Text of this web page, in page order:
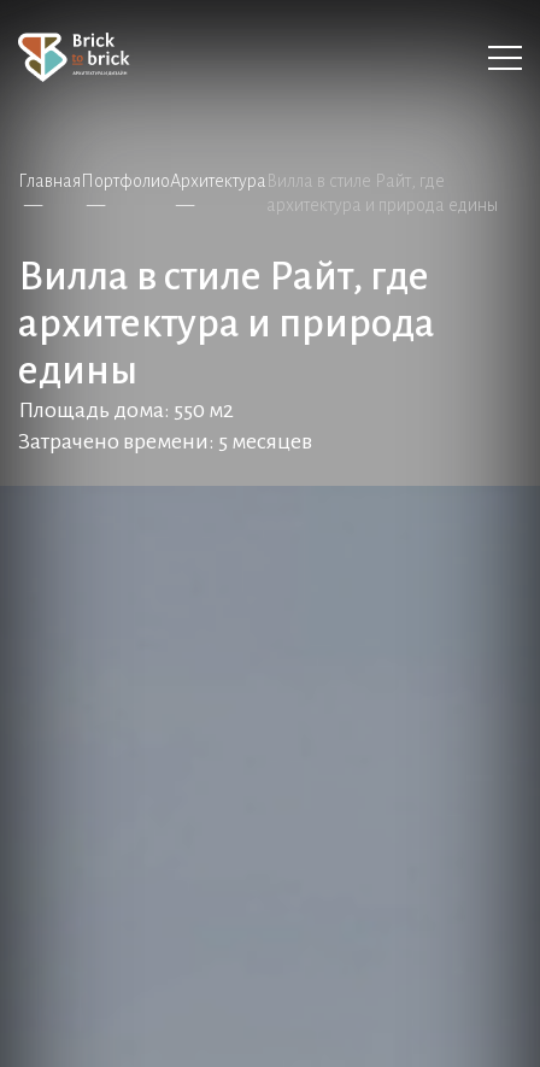
Главная ПортфолиоАрхитектура Вилла в стиле Райт, где
архитектура и природа едины
Вилла в стиле Райт, где
архитектура и природа
едины
Площадь дома: 550 м2
Затрачено времени: 5 месяцев